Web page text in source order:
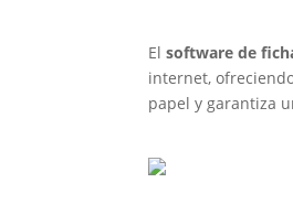
Elsoftware de
internet,
papel y garantiza